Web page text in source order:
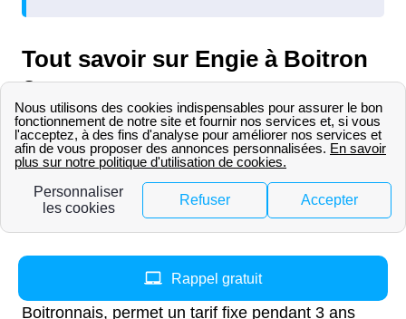
Tout savoir sur Engie à Boitron
?
Engie, anciennement nommé GDF, est un
fournisseur historique de gaz disponible dans la
l'électricité à Boitron. Ce fournisseur propose
différentes offres.
nommée Gaz Ajust. Cette offre pour les
Boitronnais, permet un tarif fixe pendant 3 ans
Rappel gratuit